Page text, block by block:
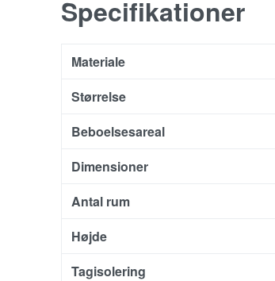
Specifikationer
Materiale
Størrelse
Beboelsesareal
Dimensioner
Antal rum
Højde
Tagisolering